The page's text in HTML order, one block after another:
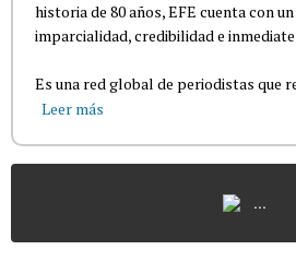
historia de 80 años, EFE cuenta con
imparcialidad, credibilidad e
Es una red global de periodistas que
Leer más
...